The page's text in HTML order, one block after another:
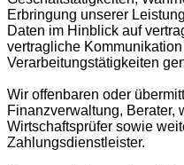
Erbringung unserer
Daten im Hinblick auf
vertragliche
Verarbeitungstätigkeiten
Wir offenbaren oder
Finanzverwaltung, Berater,
Wirtschaftsprüfer sowie
Zahlungsdienstleister.